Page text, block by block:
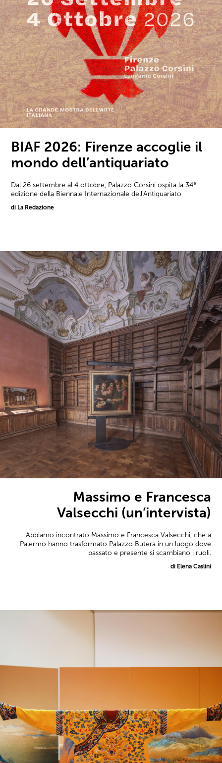
BIAF 2026: Firenze accoglie il
mondo dell’antiquariato
Dal 26 settembre al 4 ottobre, Palazzo Corsini ospita la 34ª
edizione della Biennale Internazionale dell'Antiquariato
di La Redazione
Massimo e Francesca
Valsecchi (un’intervista)
Abbiamo incontrato Massimo e Francesca Valsecchi, che a
Palermo hanno trasformato Palazzo Butera in un luogo dove
passato e presente si scambiano i ruoli.
di Elena Caslini